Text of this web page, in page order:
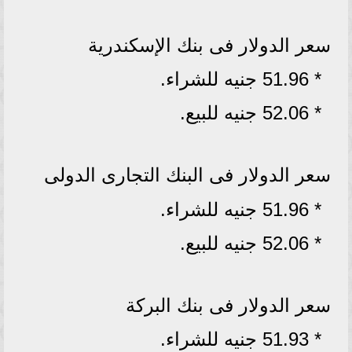
سعر الدولار فى بنك الإسكندرية
* 51.96 جنيه للشراء.
* 52.06 جنيه للبيع.
سعر الدولار فى البنك التجارى الدولى
* 51.96 جنيه للشراء.
* 52.06 جنيه للبيع.
سعر الدولار فى بنك البركة
* 51.93 جنيه للشراء.